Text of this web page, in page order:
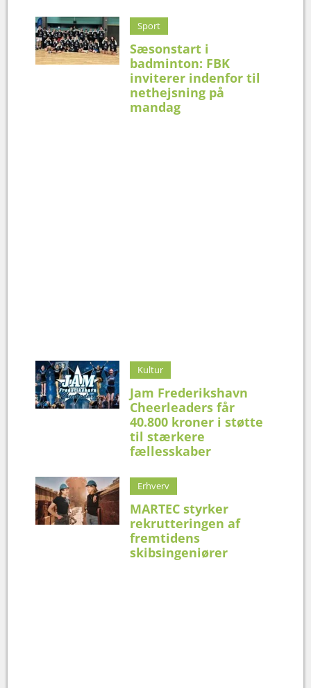
Sport
Sæsonstart i
badminton: FBK
inviterer indenfor til
nethejsning på
mandag
Kultur
Jam Frederikshavn
Cheerleaders får
40.800 kroner i støtte
til stærkere
fællesskaber
Erhverv
MARTEC styrker
rekrutteringen af
fremtidens
skibsingeniører